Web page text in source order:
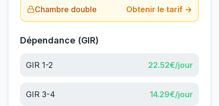
Chambre double Obtenir le tarif →
Dépendance (GIR)
GIR 1-2 22.52€/jour
GIR 3-4 14.29€/jour